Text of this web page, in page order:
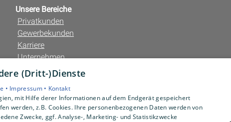
Unsere Bereiche
Privatkunden
Gewerbekunden
Karriere
Unternehmen
Kontakt
(Dritt-)Dienste
• Impressum • Kontakt
mit Hilfe derer Informationen auf dem Endgerät gespeichert
werden, z.B. Cookies. Ihre personenbezogenen Daten werden von
Zwecke, ggf. Analyse-, Marketing- und Statistikzwecke